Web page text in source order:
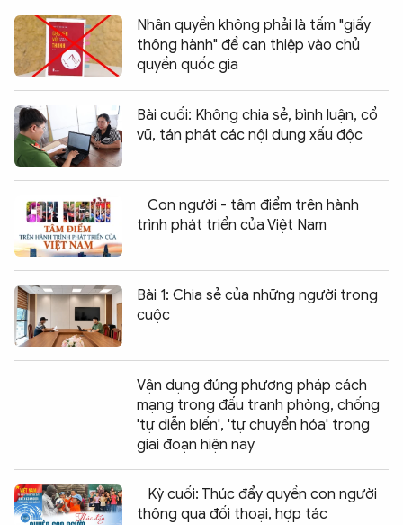
Nhân quyền không phải là tấm "giấy
thông hành" để can thiệp vào chủ
quyền quốc gia
Bài cuối: Không chia sẻ, bình luận, cổ
vũ, tán phát các nội dung xấu độc
Con người - tâm điểm trên hành
trình phát triển của Việt Nam
Bài 1: Chia sẻ của những người trong
cuộc
Vận dụng đúng phương pháp cách
mạng trong đấu tranh phòng, chống
'tự diễn biến', 'tự chuyển hóa' trong
giai đoạn hiện nay
Kỳ cuối: Thúc đẩy quyền con người
thông qua đối thoại, hợp tác